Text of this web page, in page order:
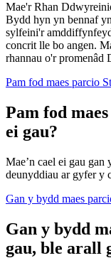
Mae'r Rhan
Bydd hyn yn bennaf
sylfeini'r
concrit lle bo angen.
rhannau o'r promenâd
Pam fod maes parcio
Pam fod
ei gau?
Mae’n cael ei gau
deunyddiau ar gyfer y
Gan y bydd maes
Gan y bydd
gau, ble arall